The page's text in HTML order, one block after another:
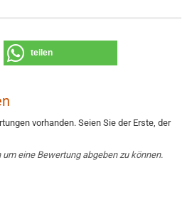
teilen
vorhanden. Seien Sie der Erste, der
eine Bewertung abgeben zu können.